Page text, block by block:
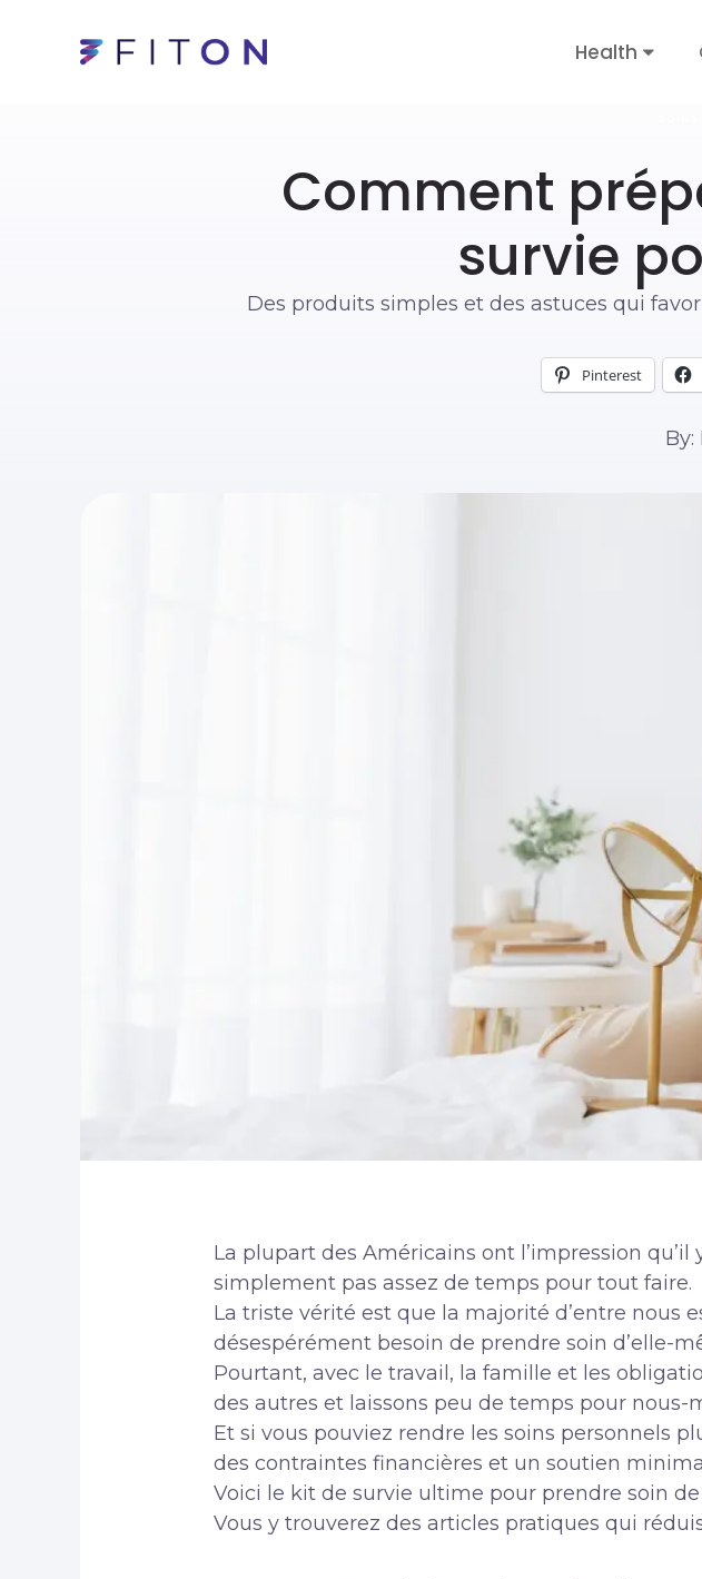
Health
Comment
survie
Des produits simples et des astuces qui
Pinterest
By:
La plupart des Américains ont l’impression
simplement pas assez de temps pour tout faire.
La triste vérité est que la majorité d’entre nous
désespérément besoin de prendre soin d’elle-
Pourtant, avec le travail, la famille et les
des autres et laissons peu de temps pour nous-
Et si vous pouviez rendre les soins personnels
des contraintes financières et un soutien
Voici le kit de survie ultime pour prendre soin de
Vous y trouverez des articles pratiques qui